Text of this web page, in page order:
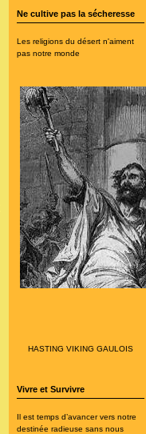
Ne cultive pas la sécheresse
Les religions du désert n'aiment
pas notre monde
HASTING VIKING GAULOIS
Vivre et Survivre
Il est temps d’avancer vers notre
destinée radieuse sans nous